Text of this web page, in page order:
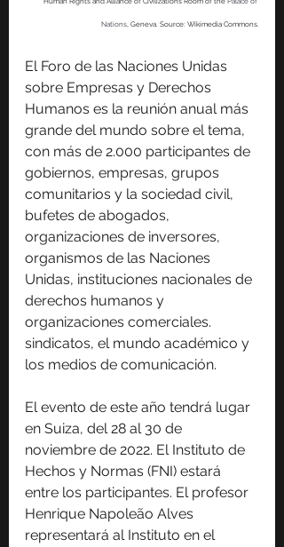
Nations, Geneva. Source: Wikimedia Commons.
El Foro de las Naciones Unidas
sobre Empresas y Derechos
Humanos es la reunión anual más
grande del mundo sobre el tema,
con más de 2.000 participantes de
gobiernos, empresas, grupos
comunitarios y la sociedad civil,
bufetes de abogados,
organizaciones de inversores,
organismos de las Naciones
Unidas, instituciones nacionales de
derechos humanos y
organizaciones comerciales.
sindicatos, el mundo académico y
los medios de comunicación.
El evento de este año tendrá lugar
en Suiza, del 28 al 30 de
noviembre de 2022. El Instituto de
Hechos y Normas (FNI) estará
entre los participantes. El profesor
Henrique Napoleão Alves
representará al Instituto en el